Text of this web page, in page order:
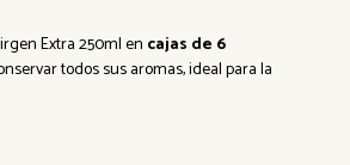
Extra 250ml en cajas de 6
todos sus aromas, ideal para la